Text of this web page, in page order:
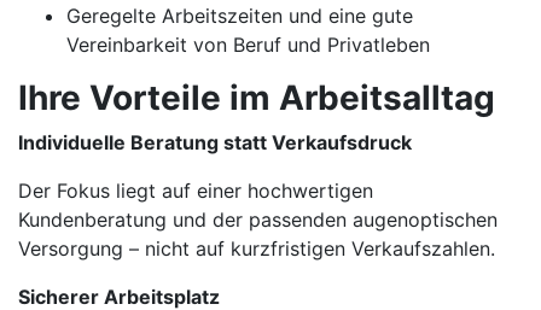
Geregelte Arbeitszeiten und eine gute
Vereinbarkeit von Beruf und Privatleben
Ihre Vorteile im Arbeitsalltag
Individuelle Beratung statt Verkaufsdruck
Der Fokus liegt auf einer hochwertigen
Kundenberatung und der passenden augenoptischen
Versorgung – nicht auf kurzfristigen Verkaufszahlen.
Sicherer Arbeitsplatz